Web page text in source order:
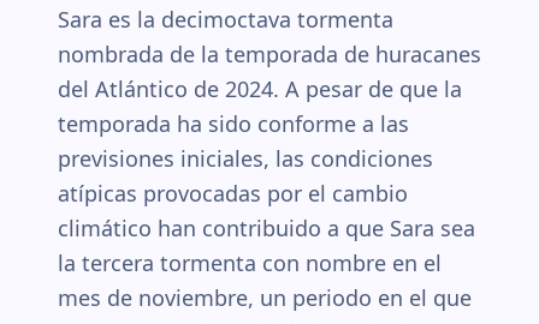
Sara es la decimoctava tormenta
nombrada de la temporada de huracanes
del Atlántico de 2024. A pesar de que la
temporada ha sido conforme a las
previsiones iniciales, las condiciones
atípicas provocadas por el cambio
climático han contribuido a que Sara sea
la tercera tormenta con nombre en el
mes de noviembre, un periodo en el que